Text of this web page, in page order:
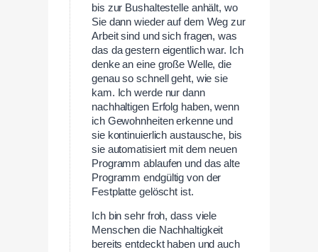
bis zur Bushaltestelle anhält, wo
Sie dann wieder auf dem Weg zur
Arbeit sind und sich fragen, was
das da gestern eigentlich war. Ich
denke an eine große Welle, die
genau so schnell geht, wie sie
kam. Ich werde nur dann
nachhaltigen Erfolg haben, wenn
ich Gewohnheiten erkenne und
sie kontinuierlich austausche, bis
sie automatisiert mit dem neuen
Programm ablaufen und das alte
Programm endgültig von der
Festplatte gelöscht ist.
Ich bin sehr froh, dass viele
Menschen die Nachhaltigkeit
bereits entdeckt haben und auch